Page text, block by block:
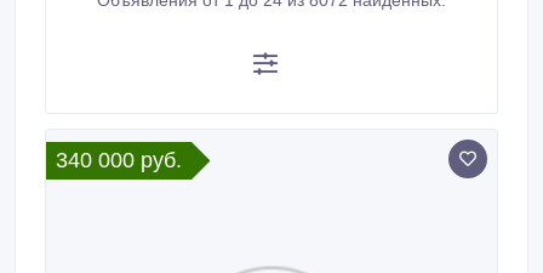
340 000 руб.